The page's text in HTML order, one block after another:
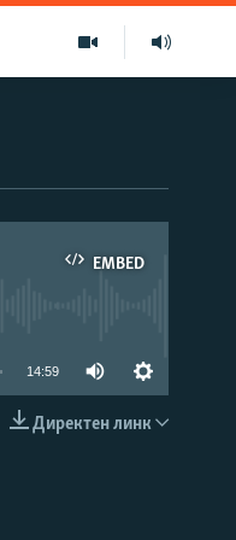
EMBED
EMBED
14:59
Директен линк